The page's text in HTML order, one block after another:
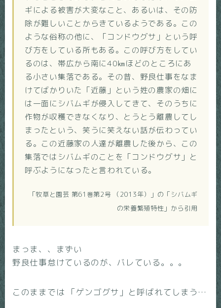
ギによる被害が大変なこと、あるいは、その防
除が難しいことからきているようである。この
ような俗称の他に、「コンドウグサ」という呼
び方をしている所もある。この呼び方をしてい
るのは、帯広から南に40㎞ほどのところにあ
る小さい集落である。その昔、野良仕事をなま
けてばかりいた「近藤」という姓の農家の畑に
は一面にシバムギが侵入してきて、そのうちに
作物が収穫できなくなり、とうとう離農してし
まったという、笑うに笑えない話が伝わってい
る。この近藤家の人達が離農した後から、この
集落ではシバムギのことを「コンドウグサ」と
呼ぶようになったと言われている。
「牧草と園芸 第61巻第2号 （2013年）」の「シバムギ
の栄養繁殖特性」から引用
まっま、、まずい
野良仕事怠けているのが、バレている。。。
このままでは 「ゲンゴグサ」と呼ばれてしまう…